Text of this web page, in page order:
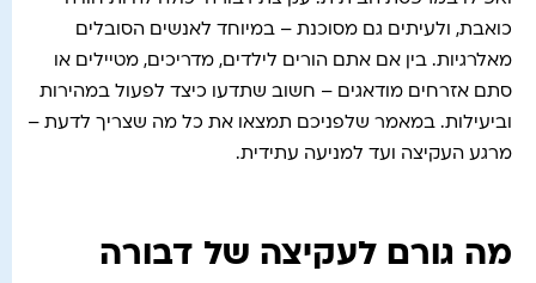
כואבת, ולעיתים גם מסוכנת – במיוחד לאנשים הסובלים
מאלרגיות. בין אם אתם הורים לילדים, מדריכים, מטיילים או
סתם אזרחים מודאגים – חשוב שתדעו כיצד לפעול במהירות
וביעילות. במאמר שלפניכם תמצאו את כל מה שצריך לדעת –
מרגע העקיצה ועד למניעה עתידית.
מה גורם לעקיצה של דבורה